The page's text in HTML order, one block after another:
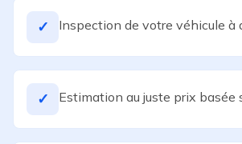
✓ Inspection de votre véhicule à
✓ Estimation au juste prix basée